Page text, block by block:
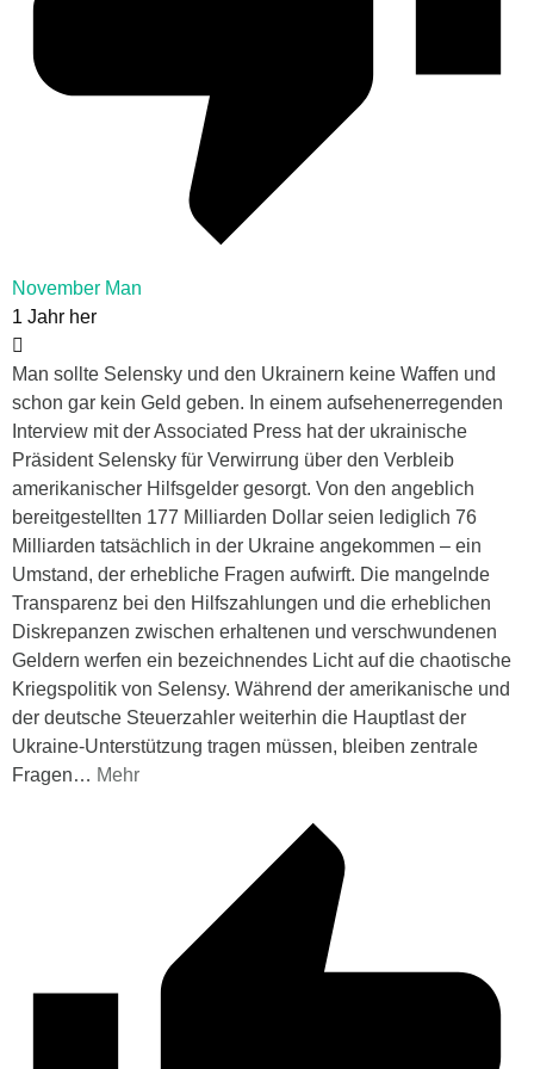
November Man
1 Jahr her
Man sollte Selensky und den Ukrainern keine Waffen und
schon gar kein Geld geben. In einem aufsehenerregenden
Interview mit der Associated Press hat der ukrainische
Präsident Selensky für Verwirrung über den Verbleib
amerikanischer Hilfsgelder gesorgt. Von den angeblich
bereitgestellten 177 Milliarden Dollar seien lediglich 76
Milliarden tatsächlich in der Ukraine angekommen – ein
Umstand, der erhebliche Fragen aufwirft. Die mangelnde
Transparenz bei den Hilfszahlungen und die erheblichen
Diskrepanzen zwischen erhaltenen und verschwundenen
Geldern werfen ein bezeichnendes Licht auf die chaotische
Kriegspolitik von Selensy. Während der amerikanische und
der deutsche Steuerzahler weiterhin die Hauptlast der
Ukraine-Unterstützung tragen müssen, bleiben zentrale
Fragen… Mehr